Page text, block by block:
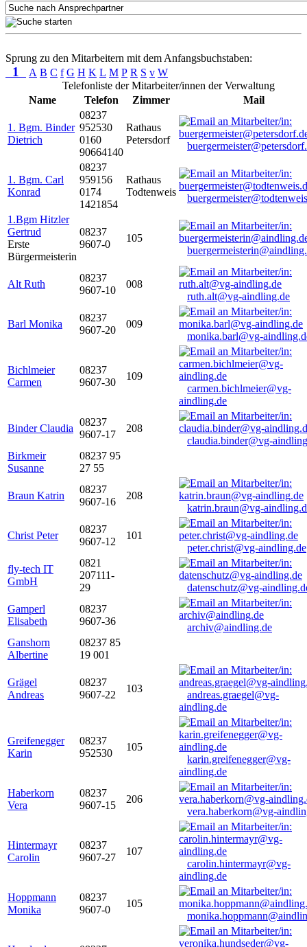
Sprung zu den Mitarbeitern mit dem Anfangsbuchstaben:
1 A B C f G H K L M P R S v W
Telefonliste der Mitarbeiter/innen der Verwaltung
Name
Telefon Zimmer Mail
1. Bgm. Binder
Dietrich
08237
952530
0160
90664140
Rathaus
Petersdorf
1. Bgm. Carl
Konrad
08237
959156
0174
1421854
Rathaus
Todtenweis
1.Bgm Hitzler
Gertrud
Erste
Bürgermeisterin
08237
9607-0
105
Alt Ruth
08237
9607-10
008
ruth.alt@vg-aindling.de
Barl Monika
08237
9607-20
009
monika.barl@vg-
Bichlmeier
Carmen
08237
9607-30
109
carmen.bichlmeier@vg-
aindling.de
Binder Claudia
08237
9607-17
208
claudia.binder@vg-
Birkmeir
Susanne
08237 95
27 55
Braun Katrin
08237
9607-16
208
katrin.braun@vg-
Christ Peter
08237
9607-12
101
peter.christ@vg-aindling.de
fly-tech IT
GmbH
0821
207111-
29
datenschutz@vg-
Gamperl
Elisabeth
08237
9607-36
archiv@aindling.de
Ganshorn
Albertine
08237 85
19 001
Grägel
Andreas
08237
9607-22
103
andreas.graegel@vg-
aindling.de
Greifenegger
Karin
08237
952530
105
karin.greifenegger@vg-
aindling.de
Haberkorn
Vera
08237
9607-15
206
vera.haberkorn@vg-
Hintermayr
Carolin
08237
9607-27
107
carolin.hintermayr@vg-
aindling.de
Hoppmann
Monika
08237
9607-0
105